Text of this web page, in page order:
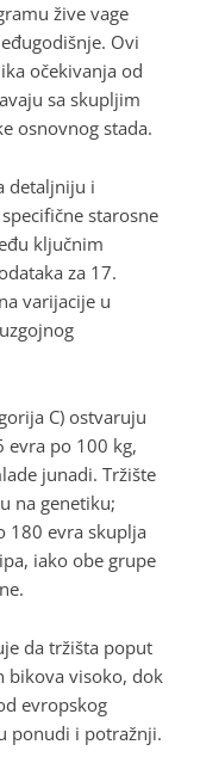
žive vage
Ovi
očekivanja od
sa skupljim
osnovnog stada.
detaljniju i
starosne
ključnim
za 17.
varijacije u
C) ostvaruju
evra po 100 kg,
junadi. Tržište
na genetiku;
180 evra skuplja
iako obe grupe
.
da tržišta poput
bikova visoko, dok
evropskog
ponudi i potražnji.